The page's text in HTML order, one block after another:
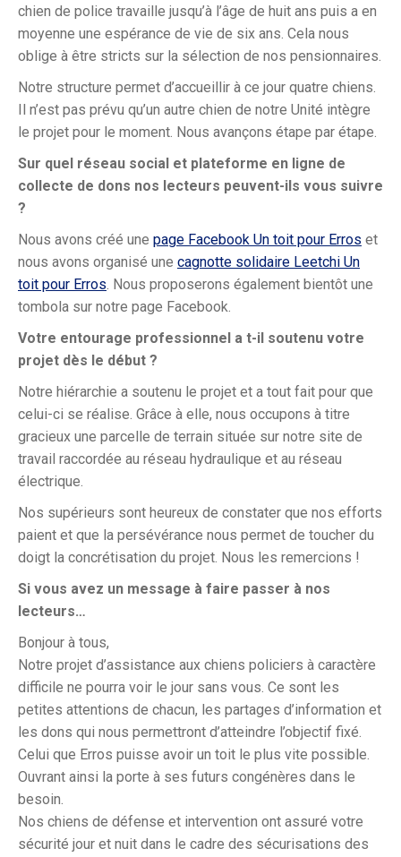
chien de police travaille jusqu’à l’âge de huit ans puis a en
moyenne une espérance de vie de six ans. Cela nous
oblige à être stricts sur la sélection de nos pensionnaires.
Notre structure permet d’accueillir à ce jour quatre chiens.
Il n’est pas prévu qu’un autre chien de notre Unité intègre
le projet pour le moment. Nous avançons étape par étape.
Sur quel réseau social et plateforme en ligne de
collecte de dons nos lecteurs peuvent-ils vous suivre
?
Nous avons créé une page Facebook Un toit pour Erros et
nous avons organisé une cagnotte solidaire Leetchi Un
toit pour Erros. Nous proposerons également bientôt une
tombola sur notre page Facebook.
Votre entourage professionnel a t-il soutenu votre
projet dès le début ?
Notre hiérarchie a soutenu le projet et a tout fait pour que
celui-ci se réalise. Grâce à elle, nous occupons à titre
gracieux une parcelle de terrain située sur notre site de
travail raccordée au réseau hydraulique et au réseau
électrique.
Nos supérieurs sont heureux de constater que nos efforts
paient et que la persévérance nous permet de toucher du
doigt la concrétisation du projet. Nous les remercions !
Si vous avez un message à faire passer à nos
lecteurs…
Bonjour à tous,
Notre projet d’assistance aux chiens policiers à caractère
difficile ne pourra voir le jour sans vous. Ce sont les
petites attentions de chacun, les partages d’information et
les dons qui nous permettront d’atteindre l’objectif fixé.
Celui que Erros puisse avoir un toit le plus vite possible.
Ouvrant ainsi la porte à ses futurs congénères dans le
besoin.
Nos chiens de défense et intervention ont assuré votre
sécurité jour et nuit dans le cadre des sécurisations des